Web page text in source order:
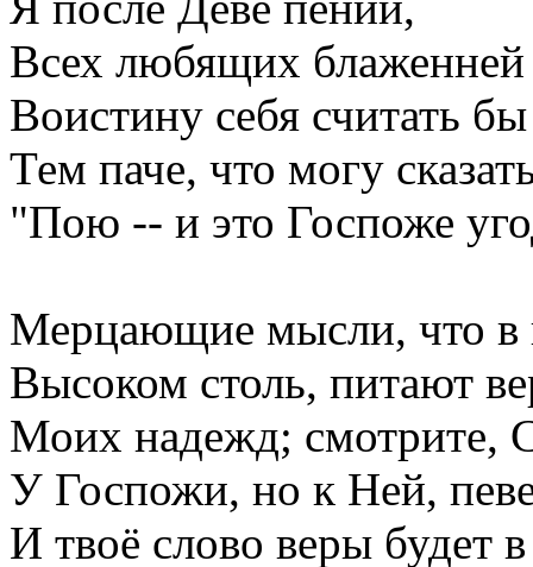
Всех любящих блаженней
Воистину себя считать
Тем паче, что могу
"Пою -- и это Госпоже
Мерцающие мысли, что в
Высоком столь, питают
Моих надежд; смотрите,
У Госпожи, но к Ней,
И твоё слово веры будет